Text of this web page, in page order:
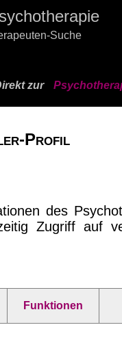
Suche
zur
Profil
des
Zugriff auf
Funktionen